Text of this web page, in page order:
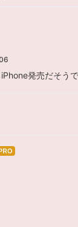
発売だそうで
て